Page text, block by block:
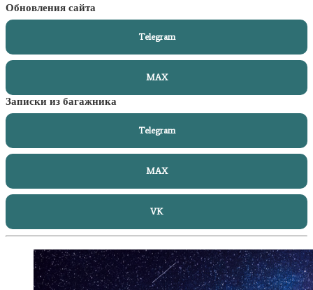
Обновления сайта
Telegram
MAX
Записки из багажника
Telegram
MAX
VK